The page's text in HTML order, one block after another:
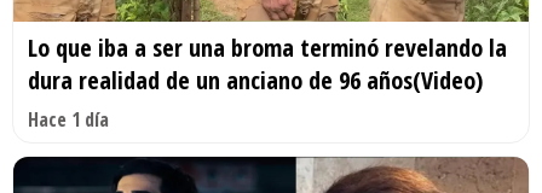
Lo que iba a ser una broma terminó revelando la
dura realidad de un anciano de 96 años(Video)
Hace 1 día